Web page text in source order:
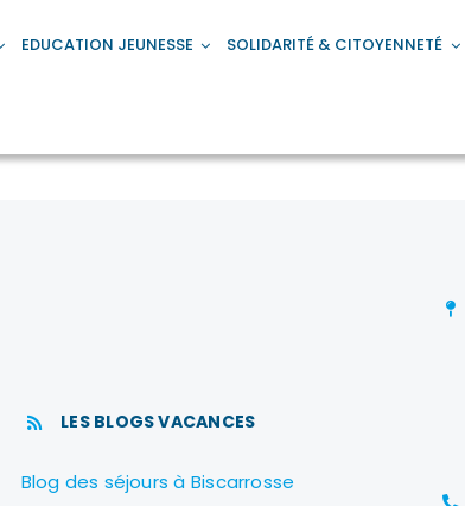
EDUCATION JEUNESSE
SOLIDARITÉ & CITOYENNETÉ
LES BLOGS VACANCES
Blog des séjours à Biscarrosse